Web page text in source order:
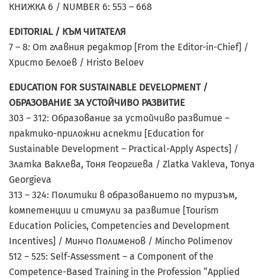
КНИЖКА 6 / NUMBER 6: 553 – 668
EDITORIAL / КЪМ ЧИТАТЕЛЯ
7 – 8: От главния редактор [From the Editor-in-Chief] /
Христо Белоев / Hristo Beloev
EDUCATION FOR SUSTAINABLE DEVELOPMENT /
ОБРАЗОВАНИЕ ЗА УСТОЙЧИВО РАЗВИТИЕ
303 – 312: Образование за устойчиво развитие –
практико-приложни аспекти [Education for
Sustainable Development – Practical-Apply Aspects] /
Златка Ваклева, Тоня Георгиева / Zlatka Vakleva, Tonya
Georgieva
313 – 324: Политики в образованието по туризъм,
компетенции и стимули за развитие [Tourism
Education Policies, Competencies and Development
Incentives] / Минчо Полименов / Mincho Polimenov
512 – 525: Self-Assessment – a Component of the
Competence-Based Training in the Profession “Applied